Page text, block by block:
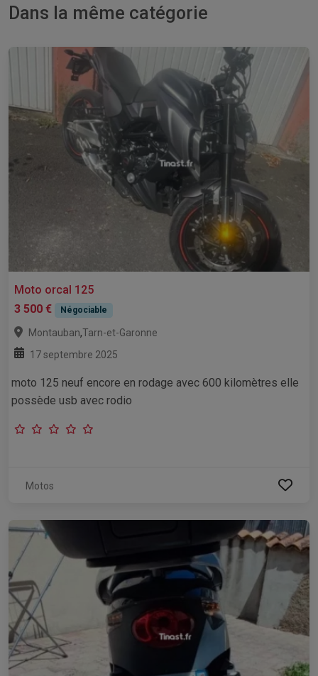
Dans la même catégorie
Moto orcal 125
3 500 €
Négociable
Montauban,Tarn-et-Garonne
17 septembre 2025
moto 125 neuf encore en rodage avec 600 kilomètres elle
possède usb avec rodio
Motos